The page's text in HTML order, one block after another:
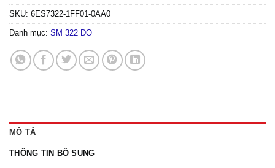
SKU: 6ES7322-1FF01-0AA0
Danh mục: SM 322 DO
MÔ TẢ
THÔNG TIN BỔ SUNG